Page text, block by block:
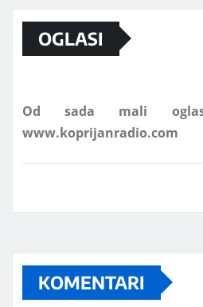
OGLASI
Marketing telefon 062 463 002
www.koprijanradio.com
KOMENTARI